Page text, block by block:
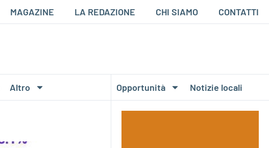
MAGAZINE LA REDAZIONE CHI SIAMO CONTATTI
Altro Opportunità Notizie locali